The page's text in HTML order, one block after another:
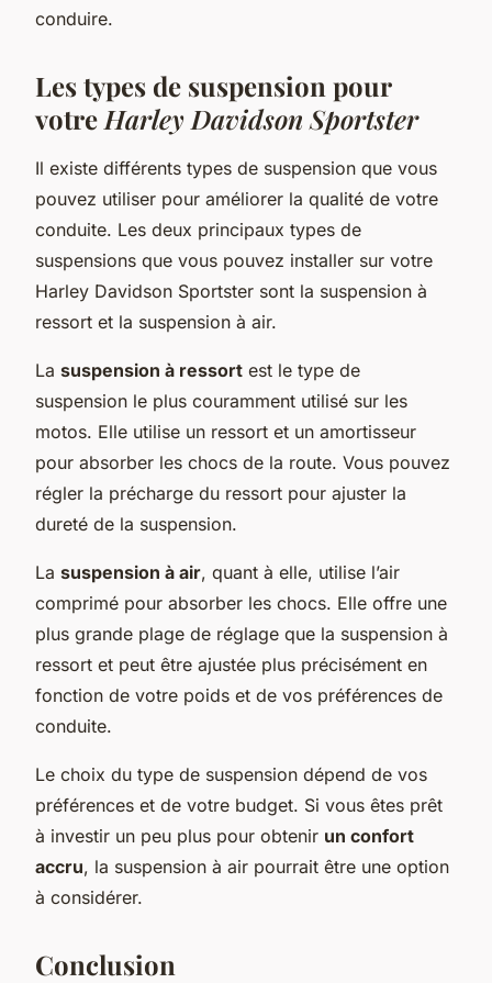
conduire.
Les types de suspension pour
votre Harley Davidson Sportster
Il existe différents types de suspension que vous
pouvez utiliser pour améliorer la qualité de votre
conduite. Les deux principaux types de
suspensions que vous pouvez installer sur votre
Harley Davidson Sportster sont la suspension à
ressort et la suspension à air.
La suspension à ressort est le type de
suspension le plus couramment utilisé sur les
motos. Elle utilise un ressort et un amortisseur
pour absorber les chocs de la route. Vous pouvez
régler la précharge du ressort pour ajuster la
dureté de la suspension.
La suspension à air, quant à elle, utilise l’air
comprimé pour absorber les chocs. Elle offre une
plus grande plage de réglage que la suspension à
ressort et peut être ajustée plus précisément en
fonction de votre poids et de vos préférences de
conduite.
Le choix du type de suspension dépend de vos
préférences et de votre budget. Si vous êtes prêt
à investir un peu plus pour obtenir un confort
accru, la suspension à air pourrait être une option
à considérer.
Conclusion